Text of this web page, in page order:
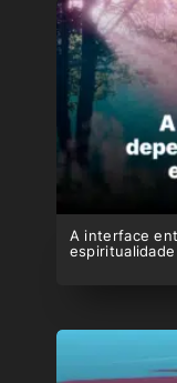
A interface
espiritualidade